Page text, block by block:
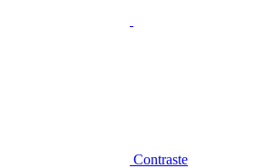
Contraste